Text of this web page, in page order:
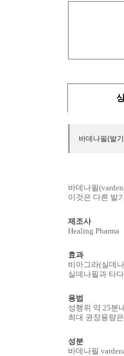
바데나필(발
바데나필
이것은 다른 발
제조사
Healing Pharma
효과
비아그라(실데
실데나필과 타
용법
성행위 약 25분
최대 권장용량
성분
바데나필